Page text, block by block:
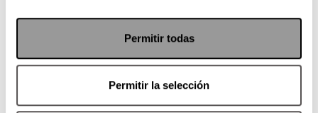
Permitir todas
Permitir la selección